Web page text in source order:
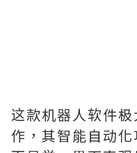
这款机器人软件
作，其智能自动